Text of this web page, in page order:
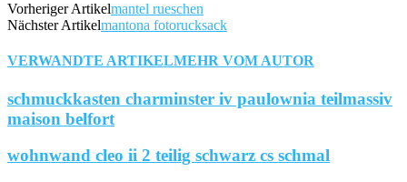
Vorheriger Artikelmantel rueschen
Nächster Artikelmantona fotorucksack
VERWANDTE ARTIKELMEHR VOM AUTOR
schmuckkasten charminster iv paulownia teilmassiv
maison belfort
wohnwand cleo ii 2 teilig schwarz cs schmal